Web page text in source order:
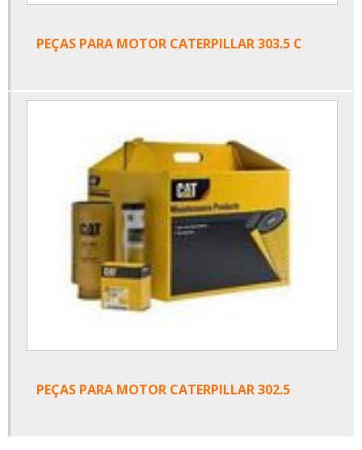
PEÇAS PARA MOTOR CATERPILLAR 303.5 C
PEÇAS PARA MOTOR CATERPILLAR 302.5